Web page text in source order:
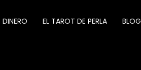
DINERO EL TAROT DE PERLA BLOG